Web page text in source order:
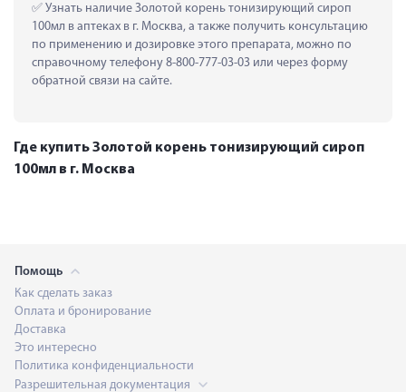
Узнать наличие Золотой корень тонизирующий сироп
100мл в аптеках в г. Москва, а также получить консультацию
по применению и дозировке этого препарата, можно по
справочному телефону 8-800-777-03-03 или через форму
обратной связи на сайте.
Где купить Золотой корень тонизирующий сироп
100мл в г. Москва
Помощь
Как сделать заказ
Оплата и бронирование
Доставка
Это интересно
Политика конфиденциальности
Разрешительная документация